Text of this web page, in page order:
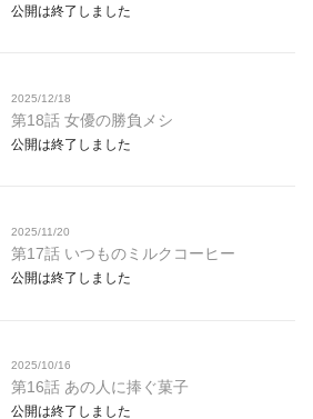
公開は終了しました
2025/12/18
第18話 女優の勝負メシ
公開は終了しました
2025/11/20
第17話 いつものミルクコーヒー
公開は終了しました
2025/10/16
第16話 あの人に捧ぐ菓子
公開は終了しました